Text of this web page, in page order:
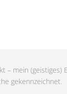
– mein (geistiges)
gekennzeichnet.